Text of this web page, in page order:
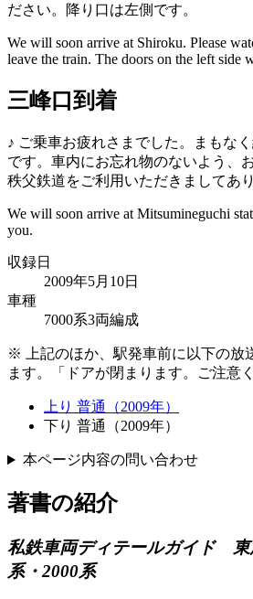
ださい。降り口は左側です。
We will soon arrive at Shiroku. Please
leave the train. The doors on the left side
三峰口到着
♪ ご乗車お疲れさまでした。まもな
です。車内にお忘れ物のないよう、
秩父鉄道をご利用いただきましてあ
We will soon arrive at Mitsumineguchi
you.
収録日
2009年5月10日
車種
7000系3両編成
※
上記のほか、駅発車前に以下の放
ます。
ドアが閉まります。ご注意
上り 普通（2009年）
下り 普通（2009年）
本ページ内容の問い合わせ
著書の紹介
私鉄車両ディテールガイド 東
系・2000系